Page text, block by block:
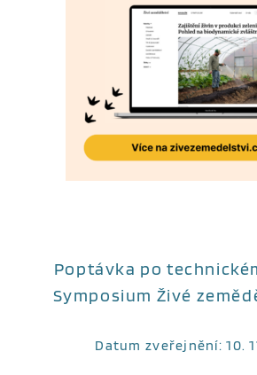
Poptávka po
Symposium Živé
Datum zveřejnění: 10.